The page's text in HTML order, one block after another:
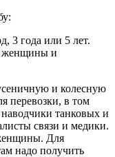
3 года или 5 лет.
женщины и
и колесную
перевозки, в том
танковых и
связи и медики.
Для
надо получить